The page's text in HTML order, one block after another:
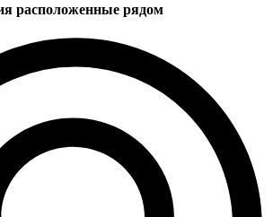
расположенные рядом